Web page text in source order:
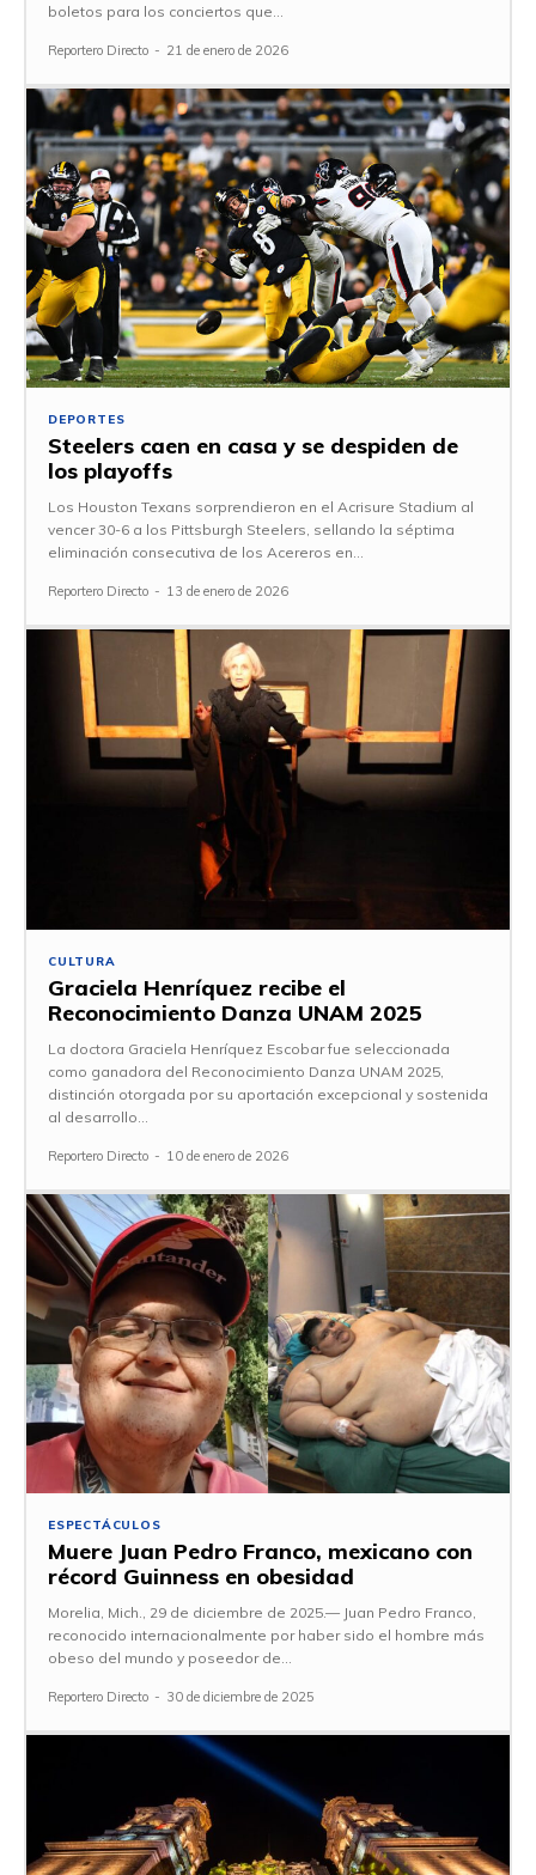
boletos para los conciertos que...
Reportero Directo - 21 de enero de 2026
DEPORTES
Steelers caen en casa y se despiden de
los playoffs
Los Houston Texans sorprendieron en el Acrisure Stadium al
vencer 30-6 a los Pittsburgh Steelers, sellando la séptima
eliminación consecutiva de los Acereros en...
Reportero Directo - 13 de enero de 2026
CULTURA
Graciela Henríquez recibe el
Reconocimiento Danza UNAM 2025
La doctora Graciela Henríquez Escobar fue seleccionada
como ganadora del Reconocimiento Danza UNAM 2025,
distinción otorgada por su aportación excepcional y sostenida
al desarrollo...
Reportero Directo - 10 de enero de 2026
ESPECTÁCULOS
Muere Juan Pedro Franco, mexicano con
récord Guinness en obesidad
Morelia, Mich., 29 de diciembre de 2025.— Juan Pedro Franco,
reconocido internacionalmente por haber sido el hombre más
obeso del mundo y poseedor de...
Reportero Directo - 30 de diciembre de 2025